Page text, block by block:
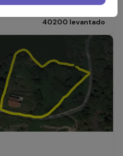
40200 levantado